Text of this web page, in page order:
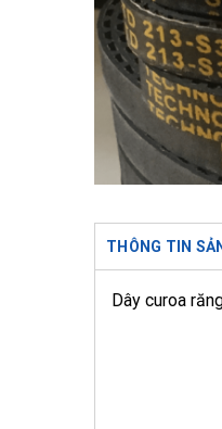
THÔNG TIN
Dây curoa